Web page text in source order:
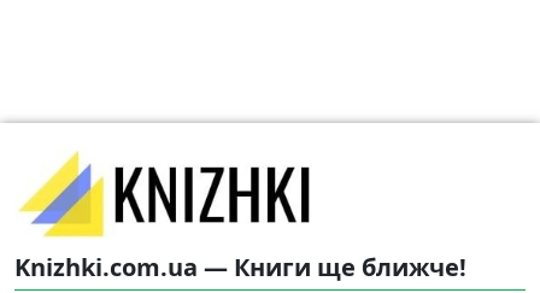
Knizhki.com.ua — Книги ще ближче!